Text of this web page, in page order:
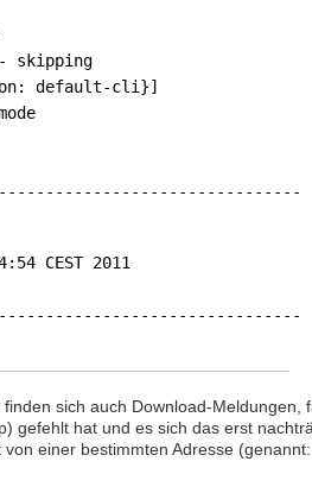
skipping
default-cli}]
CEST 2011
finden sich auch Download-Meldungen,
gefehlt hat und es sich das erst
einer bestimmten Adresse (genannt: